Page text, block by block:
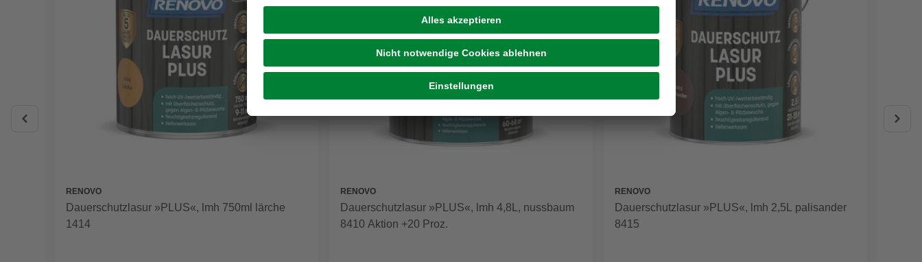
RENOVO
Dauerschutzlasur »PLUS«, lmh 750ml lärche
1414
RENOVO
Dauerschutzlasur »PLUS«, lmh 4,8L, nussbaum
8410 Aktion +20 Proz.
RENOVO
Dauerschutzlasur »PLUS«, lmh 2,5L palisander
8415